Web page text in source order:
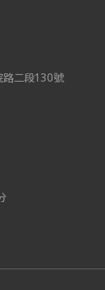
路二段130號